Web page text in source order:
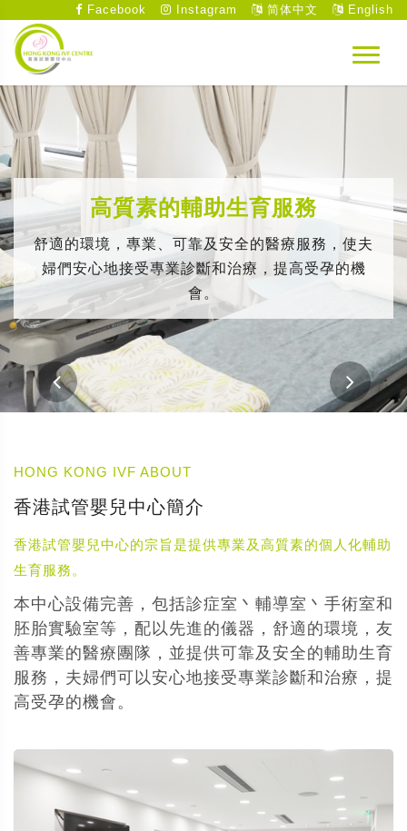
Facebook Instagram 简体中文 English
高質素的輔助生育服務
舒適的環境，專業、可靠及安全的醫療服務，使夫
婦們安心地接受專業診斷和治療，提高受孕的機
會。
HONG KONG IVF ABOUT
香港試管嬰兒中心簡介
香港試管嬰兒中心的宗旨是提供專業及高質素的個人化輔助
生育服務。
本中心設備完善，包括診症室丶輔導室丶手術室和
胚胎實驗室等，配以先進的儀器，舒適的環境，友
善專業的醫療團隊，並提供可靠及安全的輔助生育
服務，夫婦們可以安心地接受專業診斷和治療，提
高受孕的機會。